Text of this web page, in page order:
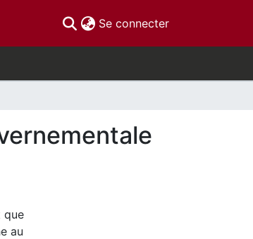
Se connecter(current)
que
au